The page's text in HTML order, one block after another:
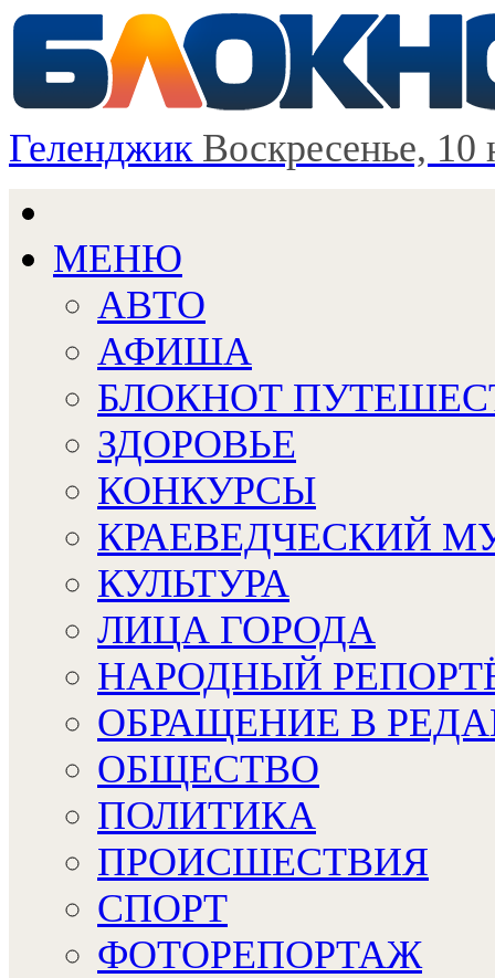
Геленджик Воскресенье, 10
МЕНЮ
АВТО
АФИША
БЛОКНОТ
ЗДОРОВЬЕ
КОНКУРСЫ
КРАЕВЕДЧЕСКИЙ
КУЛЬТУРА
ЛИЦА ГОРОДА
НАРОДНЫЙ
ОБРАЩЕНИЕ В
ОБЩЕСТВО
ПОЛИТИКА
ПРОИСШЕСТВИЯ
СПОРТ
ФОТОРЕПОРТАЖ